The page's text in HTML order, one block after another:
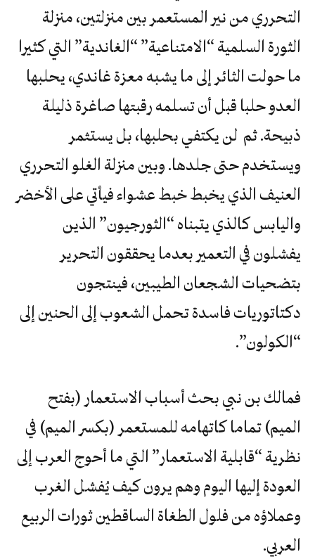
التحرري من نير المستعمر بين منزلتين، منزلة
الثورة السلمية “الامتناعية” “الغاندية” التي كثيرا
ما حولت الثائر إلى ما يشبه معزة غاندي، يحلبها
العدو حلبا قبل أن تسلمه رقبتها صاغرة ذليلة
ذبيحة. ثم لن يكتفي بحلبها، بل يستثمر
ويستخدم حتى جلدها. وبين منزلة الغلو التحرري
العنيف الذي يخبط خبط عشواء فيأتي على الأخضر
واليابس كالذي يتبناه “الثورجيون” الذين
يفشلون في التعمير بعدما يحققون التحرير
بتضحيات الشجعان الطيبين، فينتجون
دكتاتوريات فاسدة تحمل الشعوب إلى الحنين إلى
“الكولون”.
فمالك بن نبي بحث أسباب الاستعمار (بفتح
الميم) تماما كاتهامه للمستعمر (بكسر الميم) في
نظرية “قابلية الاستعمار” التي ما أحوج العرب إلى
العودة إليها اليوم وهم يرون كيف يُفشل الغرب
وعملاؤه من فلول الطغاة الساقطين ثورات الربيع
العربي.